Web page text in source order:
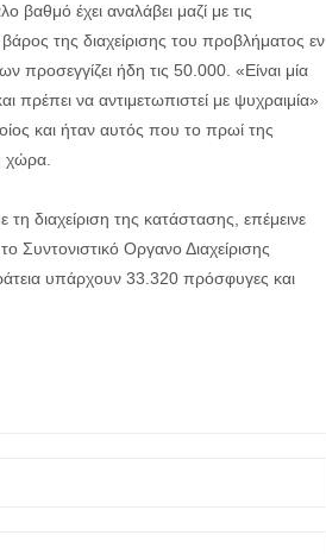
έχει αναλάβει μαζί με τις
της διαχείρισης του προβλήματος εν
ήδη τις 50.000. «Είναι μία
να αντιμετωπιστεί με ψυχραιμία»
και ήταν αυτός που το πρωί της
χώρα.
διαχείριση της κατάστασης, επέμεινε
Συντονιστικό Οργανο Διαχείρισης
υπάρχουν 33.320 πρόσφυγες και